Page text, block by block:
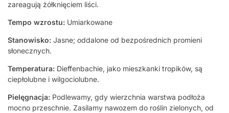
zareagują żółknięciem liści.
Tempo wzrostu: Umiarkowane
Stanowisko: Jasne; oddalone od bezpośrednich promieni
słonecznych.
Temperatura: Dieffenbachie, jako mieszkanki tropików, są
ciepłolubne i wilgociolubne.
Pielęgnacja: Podlewamy, gdy wierzchnia warstwa podłoża
mocno przeschnie. Zasilamy nawozem do roślin zielonych, od